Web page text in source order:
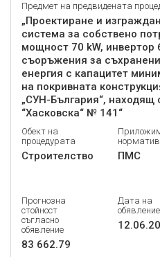
Предмет на предвидената
„Проектиране и
система за собствено
мощност 70 kW, инвертор
съоръжения за
енергия с капацитет
на покривната
„СУН-България“, находящ
“Хасковска“ № 141“
Обект на
процедурата
Строителство ПМС
Прогнозна
стойност
съгласно
обявление
83 662.79
Дата на
обявление